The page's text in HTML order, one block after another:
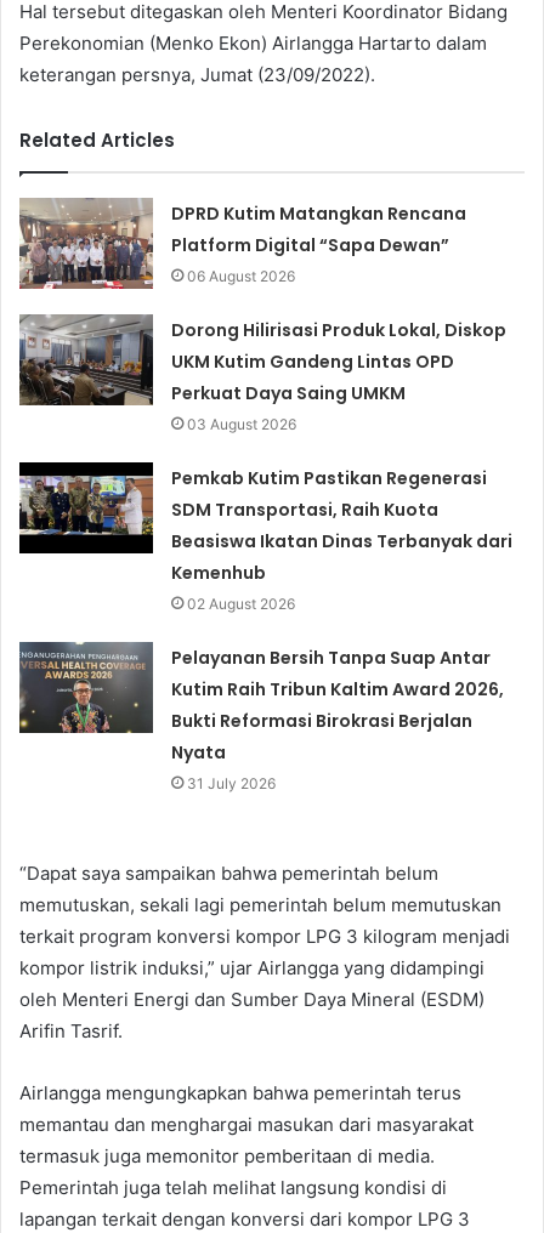
Hal tersebut ditegaskan oleh Menteri Koordinator Bidang
Perekonomian (Menko Ekon) Airlangga Hartarto dalam
keterangan persnya, Jumat (23/09/2022).
Related Articles
DPRD Kutim Matangkan Rencana
Platform Digital “Sapa Dewan”
06 August 2026
Dorong Hilirisasi Produk Lokal, Diskop
UKM Kutim Gandeng Lintas OPD
Perkuat Daya Saing UMKM
03 August 2026
Pemkab Kutim Pastikan Regenerasi
SDM Transportasi, Raih Kuota
Beasiswa Ikatan Dinas Terbanyak dari
Kemenhub
02 August 2026
Pelayanan Bersih Tanpa Suap Antar
Kutim Raih Tribun Kaltim Award 2026,
Bukti Reformasi Birokrasi Berjalan
Nyata
31 July 2026
“Dapat saya sampaikan bahwa pemerintah belum
memutuskan, sekali lagi pemerintah belum memutuskan
terkait program konversi kompor LPG 3 kilogram menjadi
kompor listrik induksi,” ujar Airlangga yang didampingi
oleh Menteri Energi dan Sumber Daya Mineral (ESDM)
Arifin Tasrif.
Airlangga mengungkapkan bahwa pemerintah terus
memantau dan menghargai masukan dari masyarakat
termasuk juga memonitor pemberitaan di media.
Pemerintah juga telah melihat langsung kondisi di
lapangan terkait dengan konversi dari kompor LPG 3